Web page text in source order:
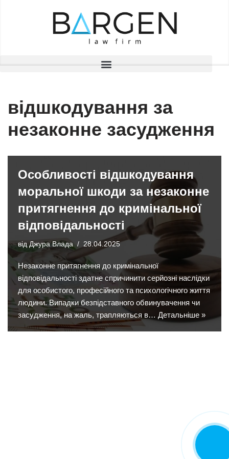
відшкодування за
незаконне засудження
Особливості відшкодування
моральної шкоди за незаконне
притягнення до кримінальної
відповідальності
відДжура Влада 28.04.2025
Незаконне притягнення до кримінальної
відповідальності здатне спричинити серйозні наслідки
для особистого, професійного та психологічного життя
людини. Випадки безпідставного обвинувачення чи
засудження, на жаль, трапляються в… Детальніше »